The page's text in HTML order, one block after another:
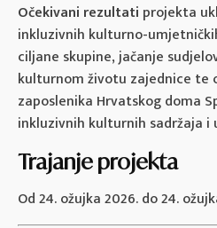
Očekivani rezultati projekta
inkluzivnih kulturno-
ciljane skupine, jačanje
kulturnom životu zajednice te
zaposlenika Hrvatskog doma
inkluzivnih kulturnih sadržaja i
Trajanje projekta
Od 24. ožujka 2026. do 24.